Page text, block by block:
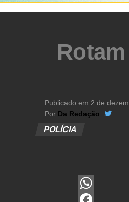
Publicado em 2 de
Por Da Redação
POLÍCIA
WhatsApp